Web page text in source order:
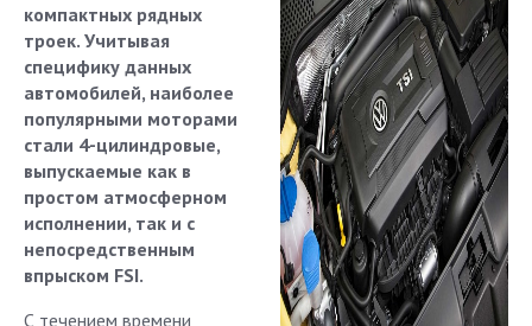
компактных рядных
троек. Учитывая
специфику данных
автомобилей, наиболее
популярными моторами
стали 4-цилиндровые,
выпускаемые как в
простом атмосферном
исполнении, так и с
непосредственным
впрыском FSI.
С течением времени